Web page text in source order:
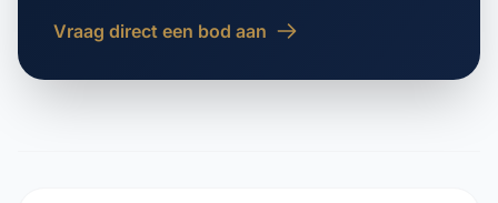
Vraag direct een bod aan